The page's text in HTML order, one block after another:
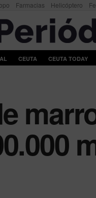
Farmacias Helicóptero
CEUTA CEUTA TODAY